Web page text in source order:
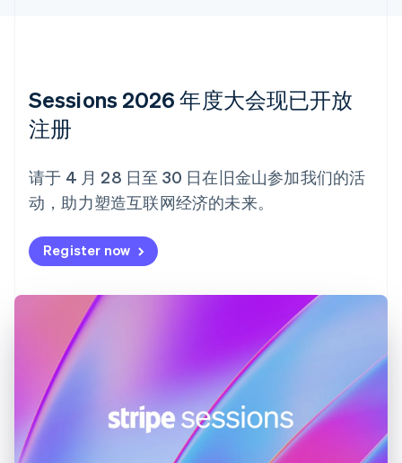
Sessions 2026 年度大会现已开放
注册
请于 4 月 28 日至 30 日在旧金山参加我们的活
动，助力塑造互联网经济的未来。
Register now
法国
FrançaisEnglish
芬兰
荷兰
NederlandsEnglish
加拿大
捷克
English
EnglishItaliano
拉脱维亚
English
立陶宛
English
列支敦士登
Deutsch
English